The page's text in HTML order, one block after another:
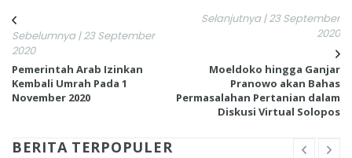
Sebelumnya | 23 September
2020
Pemerintah Arab Izinkan
Kembali Umrah Pada 1
November 2020
Selanjutnya | 23 September
2020
Moeldoko hingga Ganjar
Pranowo akan Bahas
Permasalahan Pertanian dalam
Diskusi Virtual Solopos
BERITA TERPOPULER